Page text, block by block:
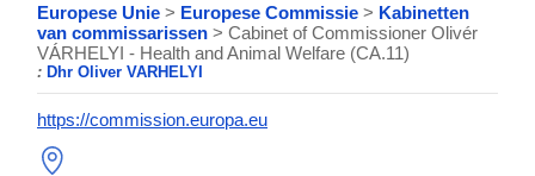
Europese Unie > Europese Commissie > Kabinetten
van commissarissen > Cabinet of Commissioner Olivér
VÁRHELYI - Health and Animal Welfare (CA.11)
: Dhr Oliver VARHELYI
https://commission.europa.eu